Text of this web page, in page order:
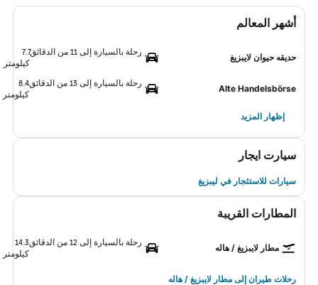
أشهر المعالم
حديقه حيوان لايبزيغ
رحلة بالسيارة إلى 11 من الدقائق
7.7
كيلومتر
Alte Handelsbörse
رحلة بالسيارة إلى 13 من الدقائق
8.4
كيلومتر
إظهار المزيد
سيارت ايجار
سيارات للاستئجار في ليبزيغ
المطارات القريبة
مطار لايبزيغ / هاله
رحلة بالسيارة إلى 12 من الدقائق
14.3
كيلومتر
رحلات طيران إلى مطار لايبزيغ / هاله